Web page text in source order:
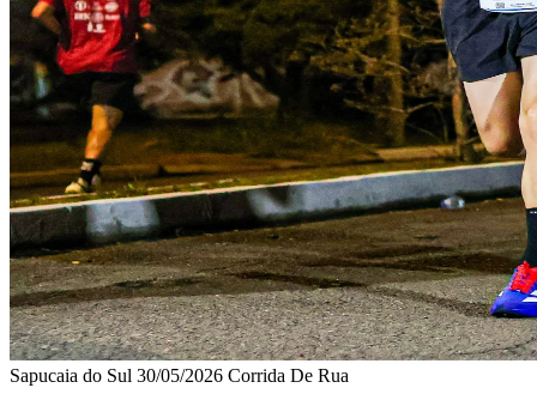
Sapucaia do Sul 30/05/2026 Corrida De Rua